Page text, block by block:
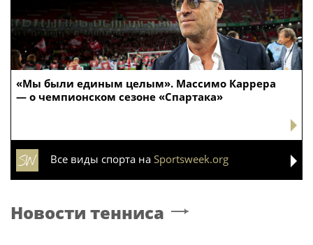
«Мы были единым целым». Массимо Каррера
— о чемпионском сезоне «Спартака»
Все виды спорта на Sportsweek.org
Новости тенниса